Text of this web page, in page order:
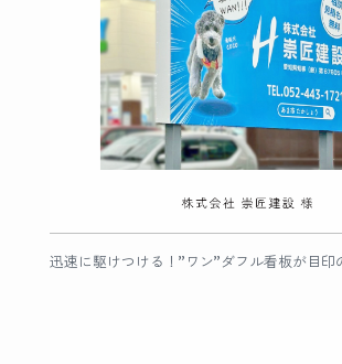
迅速に駆けつける！”ワン”ダフル看板が目印